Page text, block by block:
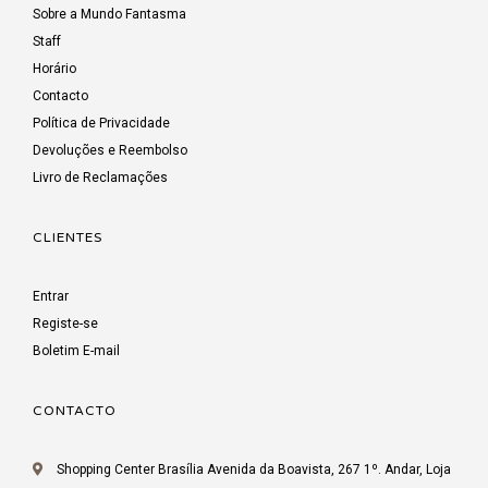
Sobre a Mundo Fantasma
Staff
Horário
Contacto
Política de Privacidade
Devoluções e Reembolso
Livro de Reclamações
CLIENTES
Entrar
Registe-se
Boletim E-mail
CONTACTO
Shopping Center Brasília Avenida da Boavista, 267 1º. Andar, Loja